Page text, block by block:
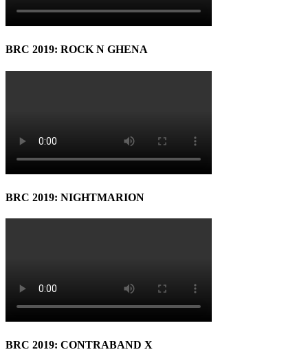
BRC 2019: ROCK N GHENA
BRC 2019: NIGHTMARION
BRC 2019: CONTRABAND X